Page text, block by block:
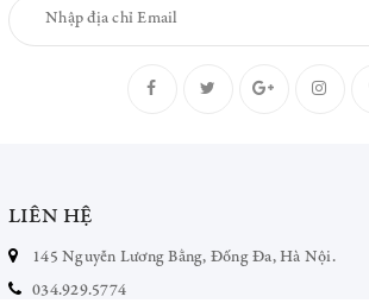
LIÊN HỆ
145 Nguyễn Lương Bằng, Đống Đa, Hà Nội.
034.929.5774